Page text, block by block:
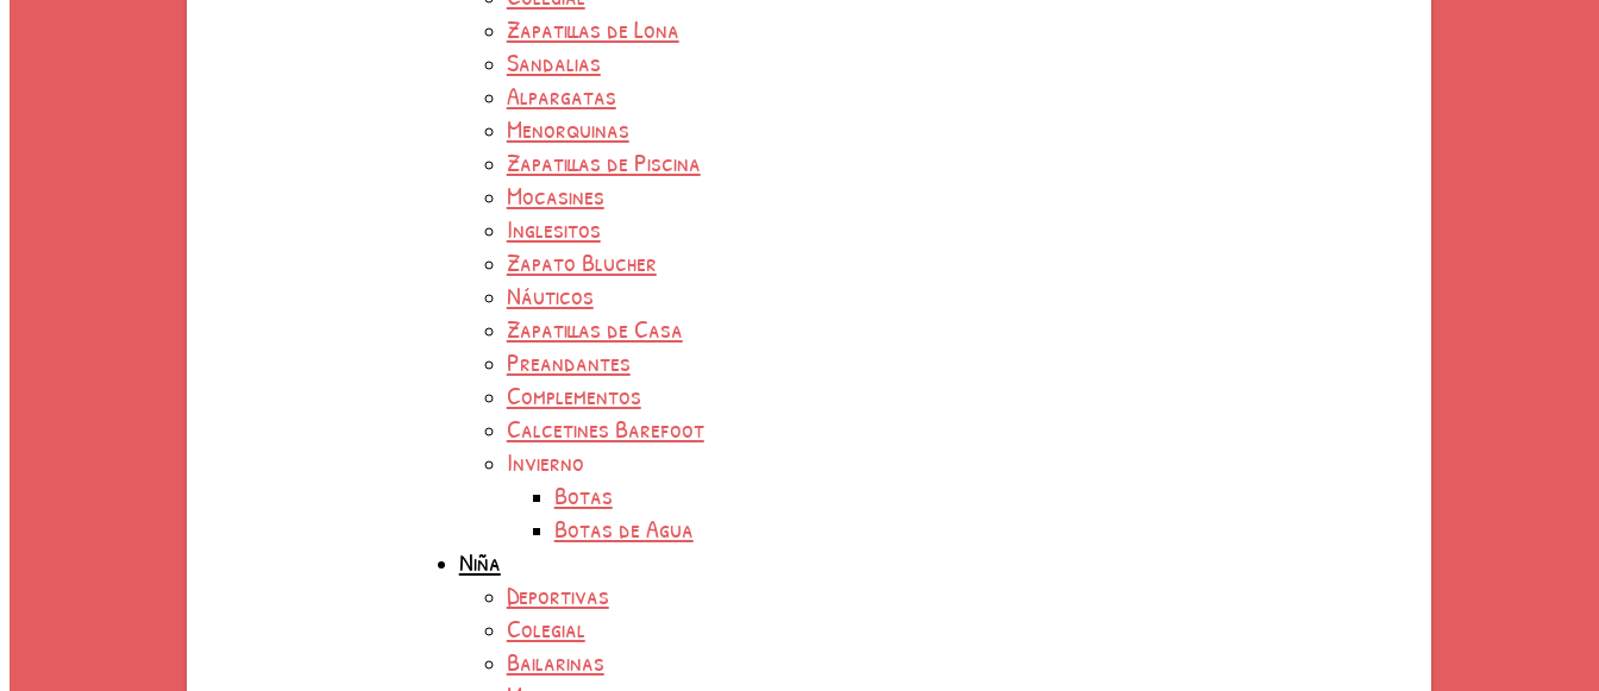
Zapatillas de Lona
Sandalias
Alpargatas
Menorquinas
Zapatillas de Piscina
Mocasines
Inglesitos
Zapato Blucher
Náuticos
Zapatillas de Casa
Preandantes
Complementos
Calcetines Barefoot
Invierno
Botas
Botas de Agua
Niña
Deportivas
Colegial
Bailarinas